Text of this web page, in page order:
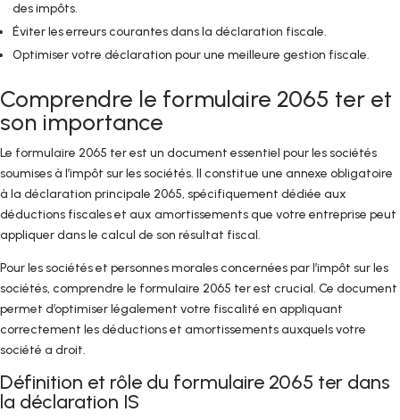
des impôts.
Éviter les erreurs courantes dans la déclaration fiscale.
Optimiser votre déclaration pour une meilleure gestion fiscale.
Comprendre le formulaire 2065 ter et
son importance
Le formulaire 2065 ter est un document essentiel pour les sociétés
soumises à l’impôt sur les sociétés. Il constitue une annexe obligatoire
à la déclaration principale 2065, spécifiquement dédiée aux
déductions fiscales et aux amortissements que votre entreprise peut
appliquer dans le calcul de son résultat fiscal.
Pour les sociétés et personnes morales concernées par l’impôt sur les
sociétés, comprendre le formulaire 2065 ter est crucial. Ce document
permet d’optimiser légalement votre fiscalité en appliquant
correctement les déductions et amortissements auxquels votre
société a droit.
Définition et rôle du formulaire 2065 ter dans
la déclaration IS